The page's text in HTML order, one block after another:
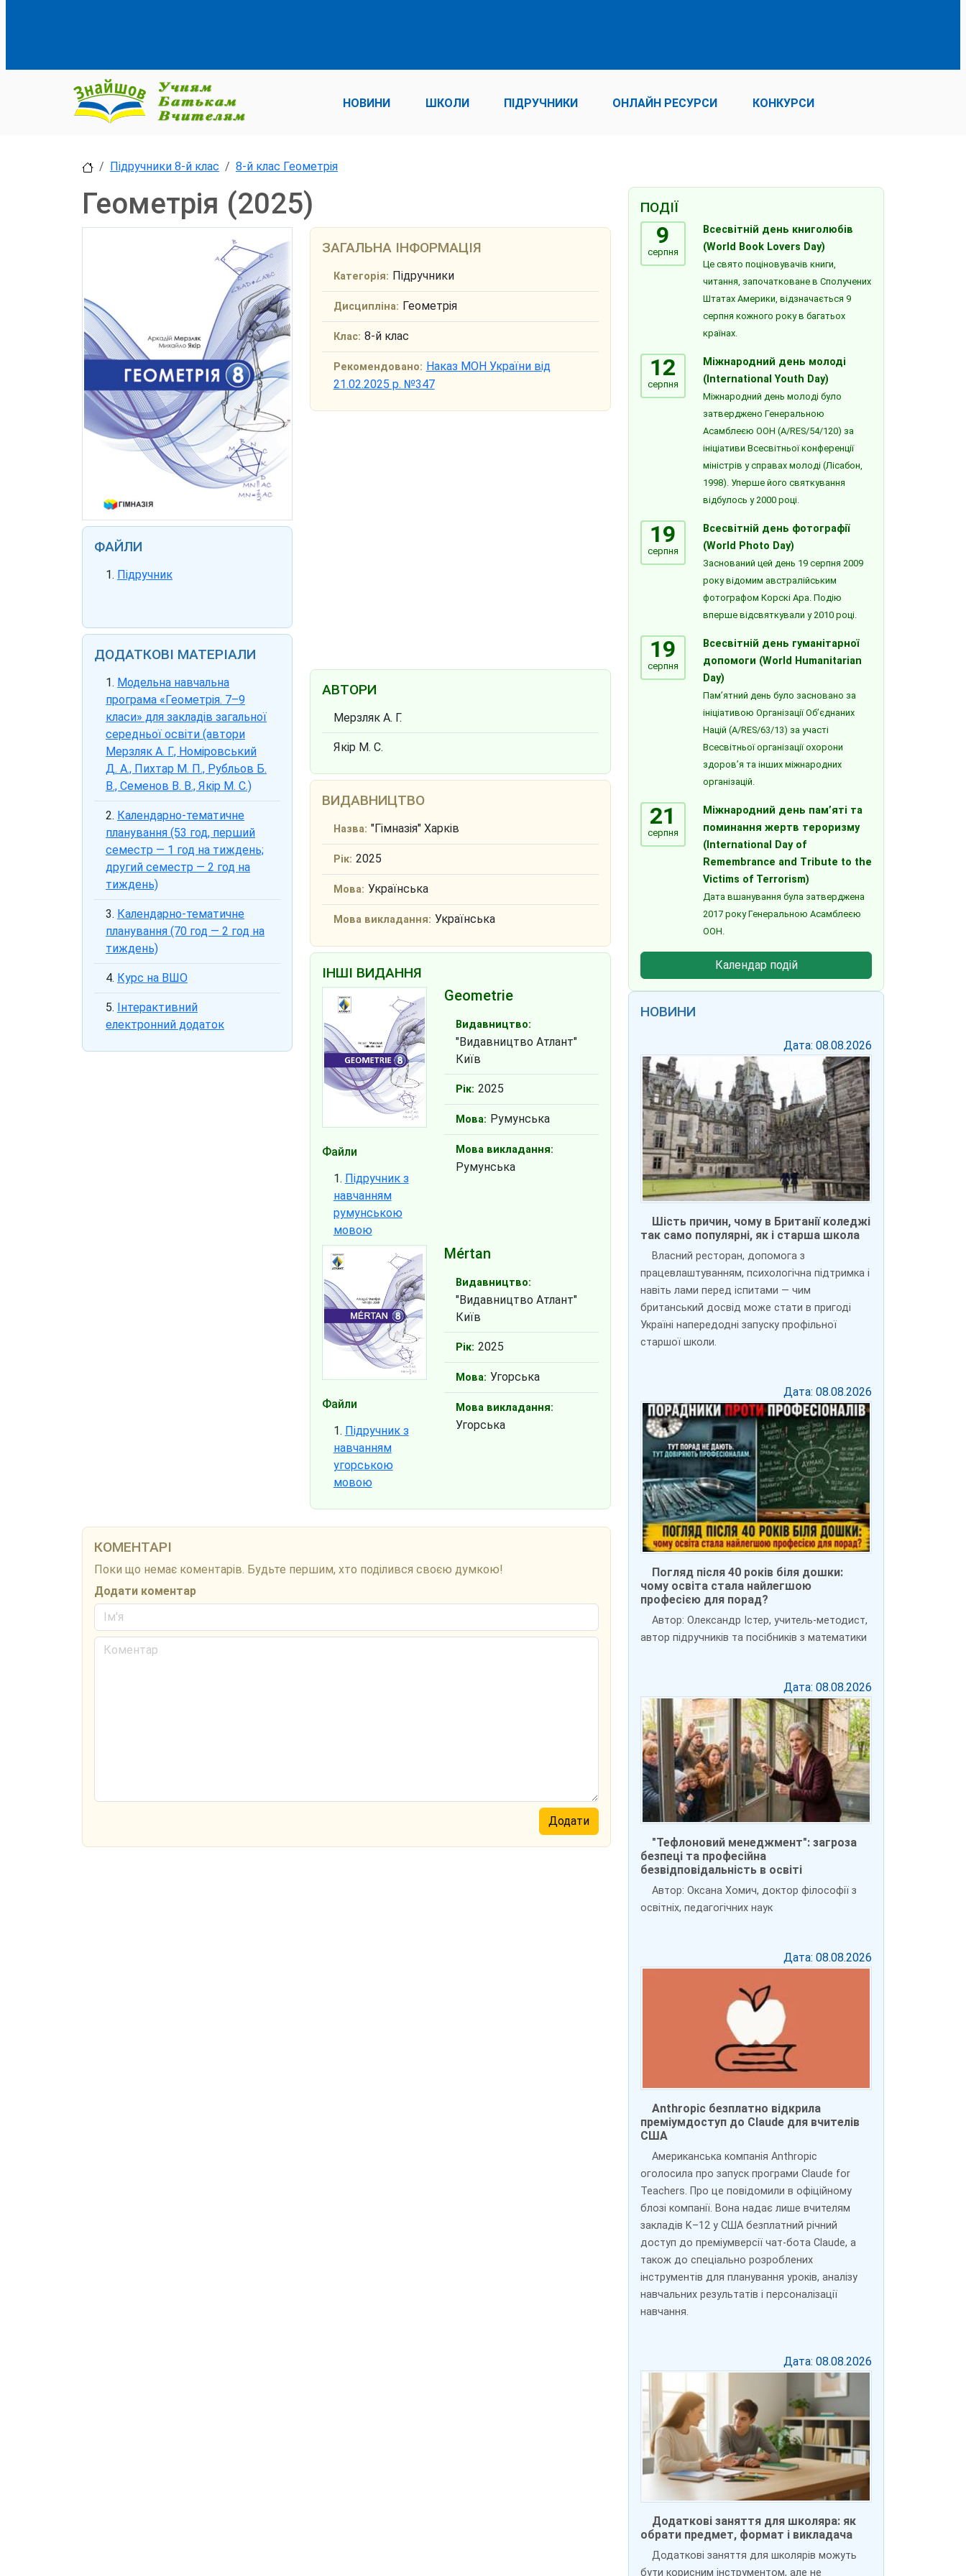
НОВИНИ ШКОЛИ ПІДРУЧНИКИ ОНЛАЙН РЕСУРСИ КОНКУРСИ
Підручники 8-й клас 8-й клас Геометрія
Геометрія (2025)
ФАЙЛИ
Підручник
ДОДАТКОВІ МАТЕРІАЛИ
Модельна навчальна
програма «Геометрія. 7–9
класи» для закладів загальної
середньої освіти (автори
Мерзляк А. Г., Номіровський
Д. А., Пихтар М. П., Рубльов Б.
В., Семенов В. В., Якір М. С.)
Календарно-тематичне
планування (53 год, перший
семестр — 1 год на тиждень;
другий семестр — 2 год на
тиждень)
Календарно-тематичне
планування (70 год — 2 год на
тиждень)
Курс на ВШО
Інтерактивний
електронний додаток
ЗАГАЛЬНА ІНФОРМАЦІЯ
Категорія: Підручники
Дисципліна: Геометрія
Клас: 8-й клас
Рекомендовано: Наказ МОН України від
21.02.2025 р. №347
АВТОРИ
Мерзляк А. Г.
Якір М. С.
ВИДАВНИЦТВО
Назва: "Гімназія" Харків
Рік: 2025
Мова: Українська
Мова викладання: Українська
ІНШІ ВИДАННЯ
Файли
Підручник з
навчанням
румунською
мовою
Geometrie
Видавництво:
"Видавництво Атлант"
Київ
Рік: 2025
Мова: Румунська
Мова викладання:
Румунська
Файли
Підручник з
навчанням
угорською
мовою
Mértan
Видавництво:
"Видавництво Атлант"
Київ
Рік: 2025
Мова: Угорська
Мова викладання:
Угорська
КОМЕНТАРІ
Поки що немає коментарів. Будьте першим, хто поділився своєю думкою!
Додати коментар
ПОДІЇ
9
серпня
Всесвітній день книголюбів
(World Book Lovers Day)
Це свято поціновувачів книги,
читання, започатковане в Сполучених
Штатах Америки, відзначається 9
серпня кожного року в багатьох
країнах.
12
серпня
Міжнародний день молоді
(International Youth Day)
Міжнародний день молоді було
затверджено Генеральною
Асамблеєю ООН (A/RES/54/120) за
ініціативи Всесвітньої конференції
міністрів у справах молоді (Лісабон,
1998). Уперше його святкування
відбулось у 2000 році.
19
серпня
Всесвітній день фотографії
(World Photo Day)
Заснований цей день 19 серпня 2009
року відомим австралійським
фотографом Корскі Ара. Подію
вперше відсвяткували у 2010 році.
19
серпня
Всесвітній день гуманітарної
допомоги (World Humanitarian
Day)
Пам’ятний день було засновано за
ініціативою Організації Об’єднаних
Націй (A/RES/63/13) за участі
Всесвітньої організації охорони
здоров’я та інших міжнародних
організацій.
21
серпня
Міжнародний день пам’яті та
поминання жертв тероризму
(International Day of
Remembrance and Tribute to the
Victims of Terrorism)
Дата вшанування була затверджена
2017 року Генеральною Асамблеєю
ООН.
Календар подій
НОВИНИ
Дата: 08.08.2026
Шість причин, чому в Британії коледжі
так само популярні, як і старша школа
Власний ресторан, допомога з
працевлаштуванням, психологічна підтримка і
навіть лами перед іспитами — чим
британський досвід може стати в пригоді
Україні напередодні запуску профільної
старшої школи.
Дата: 08.08.2026
Погляд після 40 років біля дошки:
чому освіта стала найлегшою
професією для порад?
Автор: Олександр Істер, учитель-методист,
автор підручників та посібників з математики
Дата: 08.08.2026
"Тефлоновий менеджмент": загроза
безпеці та професійна
безвідповідальність в освіті
Автор: Оксана Хомич, доктор філософії з
освітніх, педагогічних наук
Дата: 08.08.2026
Anthropic безплатно відкрила
преміумдоступ до Claude для вчителів
США
Американська компанія Anthropic
оголосила про запуск програми Claude for
Teachers. Про це повідомили в офіційному
блозі компанії. Вона надає лише вчителям
закладів K–12 у США безплатний річний
доступ до преміумверсії чат-бота Claude, а
також до спеціально розроблених
інструментів для планування уроків, аналізу
навчальних результатів і персоналізації
навчання.
Дата: 08.08.2026
Додаткові заняття для школяра: як
обрати предмет, формат і викладача
Додаткові заняття для школярів можуть
бути корисним інструментом, але не